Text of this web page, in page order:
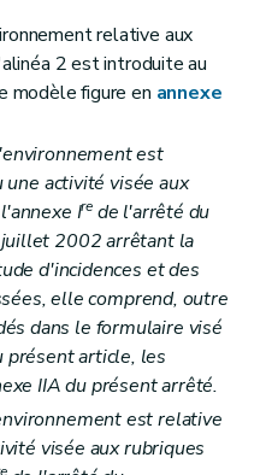
relative aux
2 est introduite au
modèle figure en annexe
est
activité visée aux
Irede l'arrêté du
2002 arrêtant la
d'incidences et des
elle comprend, outre
dans le formulaire visé
présent article, les
IIA du présent arrêté.
est relative
visée aux rubriques